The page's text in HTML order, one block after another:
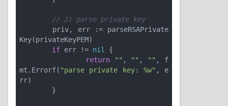
// 2) parse private key
Key(privateKeyPEM)
if err != nil {
return
"" , "" , "" , f
mt.Errorf( "parse private key: %w" , e
rr)